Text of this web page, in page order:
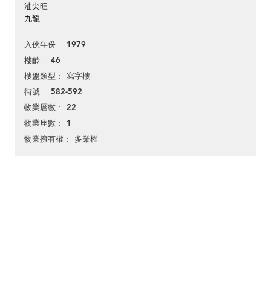
油尖旺
九龍
入伙年份 1979
樓齡 46
樓盤類型 寫字樓
街號 582-592
物業層數 22
物業座數 1
物業擁有權 多業權